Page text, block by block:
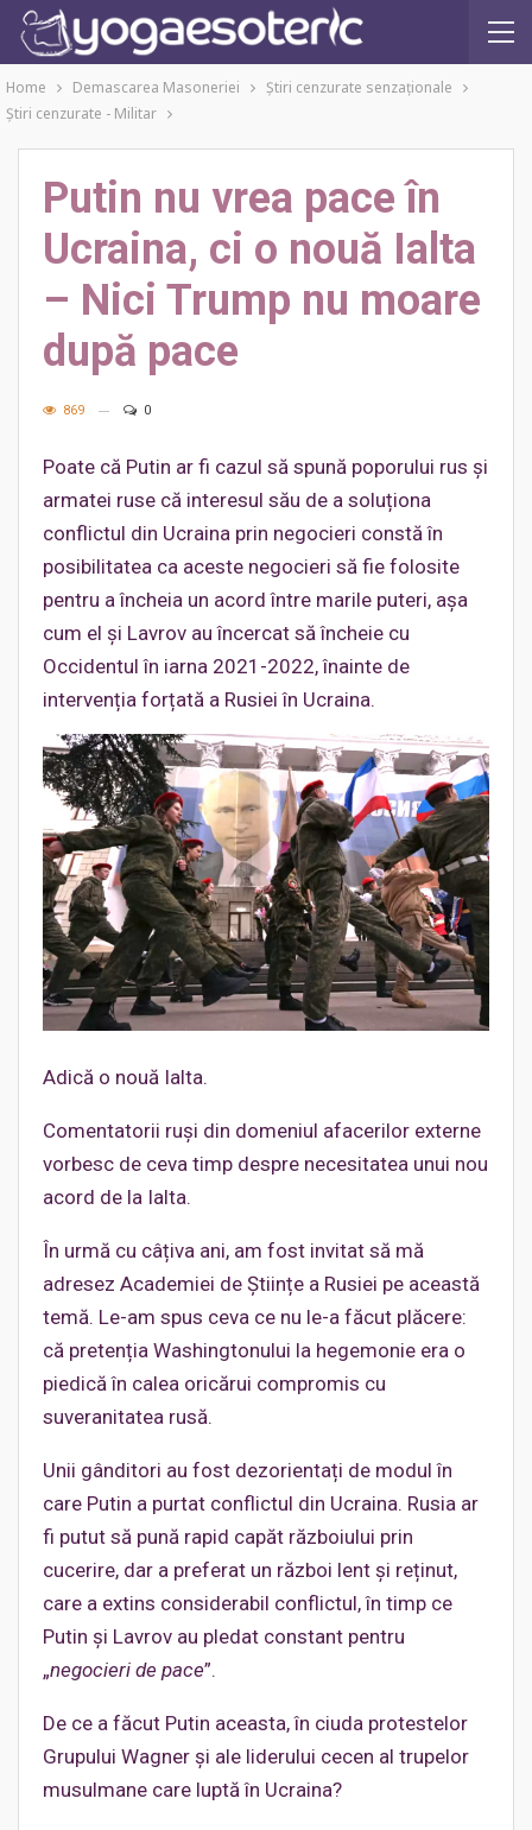
Home Demascarea Masoneriei
Ştiri cenzurate senzaţionale
Ştiri cenzurate - Militar
Putin nu vrea pace în
Ucraina, ci o nouă Ialta
– Nici Trump nu moare
după pace
869 0
Poate că Putin ar fi cazul să spună poporului rus și
armatei ruse că interesul său de a soluționa
conflictul din Ucraina prin negocieri constă în
posibilitatea ca aceste negocieri să fie folosite
pentru a încheia un acord între marile puteri, așa
cum el și Lavrov au încercat să încheie cu
Occidentul în iarna 2021-2022, înainte de
intervenția forțată a Rusiei în Ucraina.
Adică o nouă Ialta.
Comentatorii ruși din domeniul afacerilor externe
vorbesc de ceva timp despre necesitatea unui nou
acord de la Ialta.
În urmă cu câțiva ani, am fost invitat să mă
adresez Academiei de Științe a Rusiei pe această
temă. Le-am spus ceva ce nu le-a făcut plăcere:
că pretenția Washingtonului la hegemonie era o
piedică în calea oricărui compromis cu
suveranitatea rusă.
Unii gânditori au fost dezorientați de modul în
care Putin a purtat conflictul din Ucraina. Rusia ar
fi putut să pună rapid capăt războiului prin
cucerire, dar a preferat un război lent și reținut,
care a extins considerabil conflictul, în timp ce
Putin și Lavrov au pledat constant pentru
„negocieri de pace”.
De ce a făcut Putin aceasta, în ciuda protestelor
Grupului Wagner și ale liderului cecen al trupelor
musulmane care luptă în Ucraina?